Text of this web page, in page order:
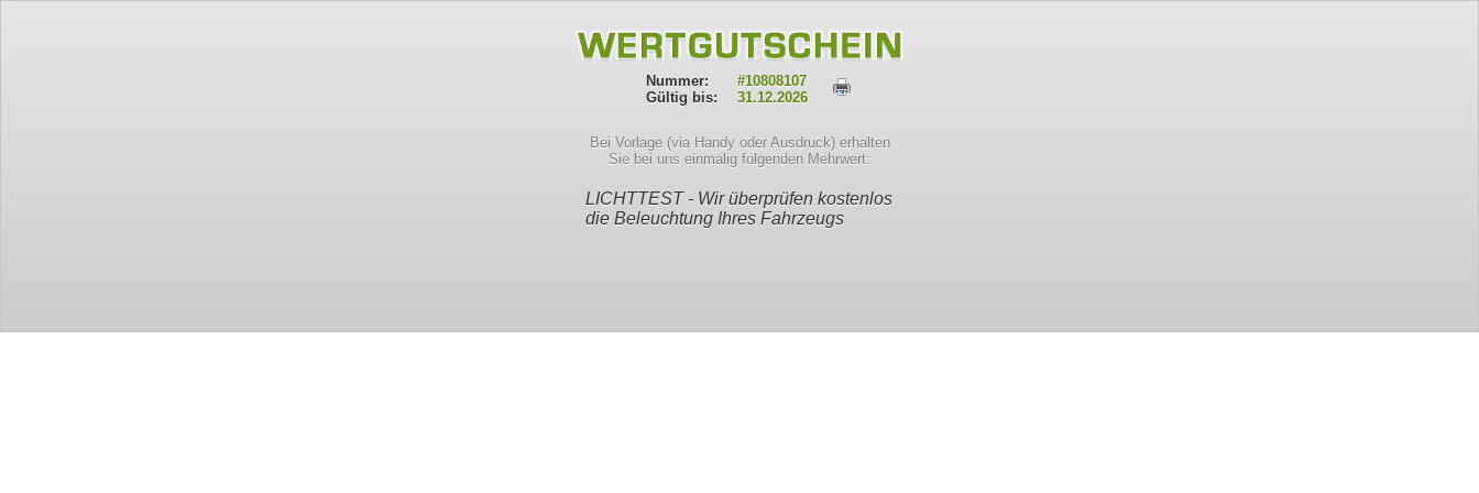
Nummer: #10808107
Gültig bis:
31.12.2026
Bei Vorlage (via Handy oder Ausdruck) erhalten
Sie bei uns einmalig folgenden Mehrwert:
LICHTTEST - Wir überprüfen kostenlos
die Beleuchtung Ihres Fahrzeugs